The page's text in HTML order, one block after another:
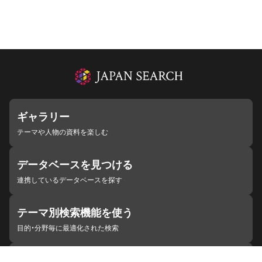
ギャラリー
テーマや人物の資料を楽しむ
データベースを見つける
連携しているデータベースを探す
テーマ別検索機能を使う
目的・分野毎に最適化された検索